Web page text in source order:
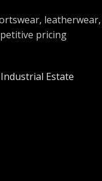
leatherwear,
pricing
Estate